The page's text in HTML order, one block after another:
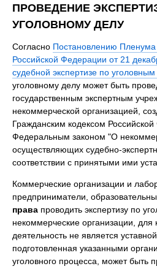
ПРОВЕДЕНИЕ
УГОЛОВНОМУ ДЕЛУ
Согласно Постановлению
Российской Федерации от 21
судебной экспертизе по
уголовному делу может быть
государственным экспертным
некоммерческой организацией,
Гражданским кодексом
Федеральным законом "О
осуществляющих судебно-
соответствии с принятыми ими
Коммерческие организации и
предприниматели,
права проводить экспертизу по
некоммерческие организации, для
деятельность не является
подготовленная указанными
уголовного процесса, может быть